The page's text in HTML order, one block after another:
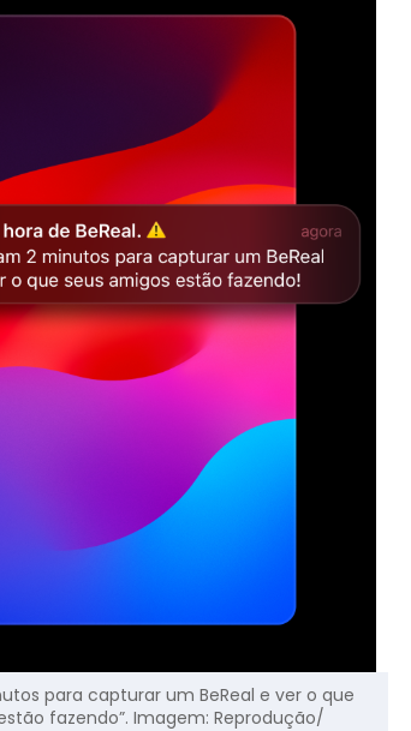
para capturar um BeReal e ver o que
fazendo”. Imagem: Reprodução/